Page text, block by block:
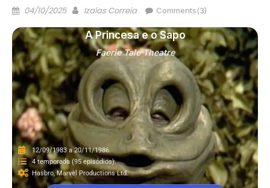
04/10/2025 Izaías Correia Comments(3)
Faerie Tale Theatre
A Princesa e o Sapo
12/09/1983 a 20/11/1986.
4 temporada (95 episódios).
Hasbro, Marvel Productions Ltd.